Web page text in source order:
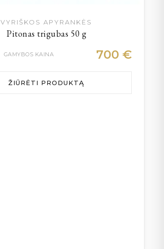
VYRIŠKOS APYRANKĖS
Pitonas trigubas 50 g
GAMYBOS KAINA 700 €
ŽIŪRĖTI PRODUKTĄ